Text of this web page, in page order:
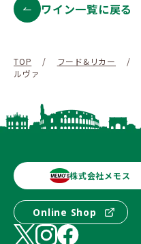
ワイン一覧に戻る
TOP / フード&リカー /
ルヴァ
株式会社メモス
Online Shop